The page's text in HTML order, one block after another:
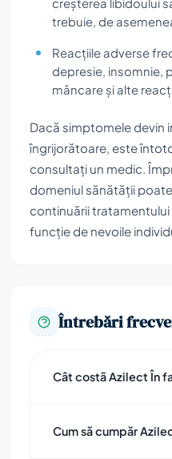
trebuie, de
Reacțiile adverse
depresie, insomnie,
mâncare și alte
Dacă simptomele devin
îngrijorătoare, este
consultați un medic.
domeniul sănătății
continuării tratamentului
funcție de nevoile
Întrebări
Cât costã Azilect În
Cum să cumpăr